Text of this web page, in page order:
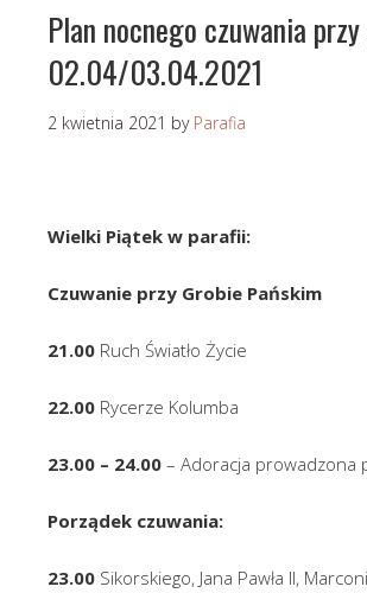
Plan nocnego czuwania
02.04/03.04.2021
2 kwietnia 2021 by Parafia
Wielki Piątek w parafii:
Czuwanie przy Grobie Pańskim
21.00 Ruch Światło Życie
22.00 Rycerze Kolumba
23.00 – 24.00 – Adoracja prowadzona
Porządek czuwania:
23.00 Sikorskiego, Jana Pawła II,